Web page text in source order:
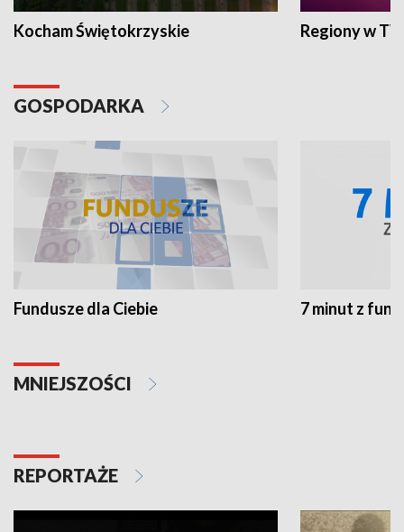
Kocham Świętokrzyskie Regiony w
GOSPODARKA
Fundusze dla Ciebie 7 minut z
MNIEJSZOŚCI
REPORTAŻE